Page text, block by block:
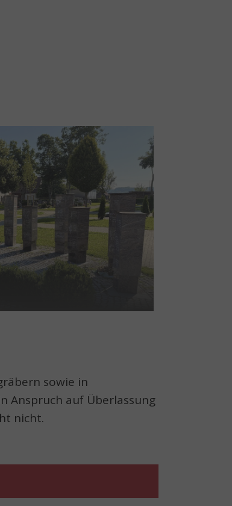
sowie in
Anspruch auf Überlassung
nicht.